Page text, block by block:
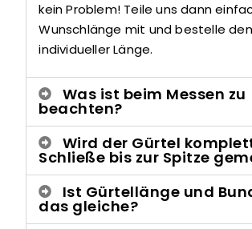
kein Problem! Teile uns dann
Wunschlänge mit und bestelle
individueller Länge.
Was ist beim Messen zu
beachten?
Wird der Gürtel
Schließe bis zur Spitze
Ist Gürtellänge und
das gleiche?